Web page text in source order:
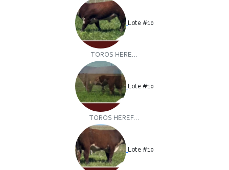
Lote #10
TOROS HERE...
Lote #10
TOROS HEREF...
Lote #10